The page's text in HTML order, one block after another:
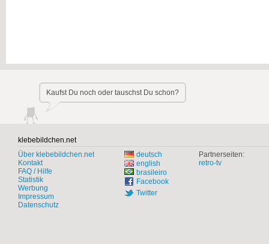
Kaufst Du noch oder tauschst Du schon?
klebebildchen.net
Über klebebildchen.net
Kontakt
FAQ / Hilfe
Statistik
Werbung
Impressum
Datenschutz
deutsch
english
brasileiro
Facebook
Twitter
Partnerseiten:
retro-tv